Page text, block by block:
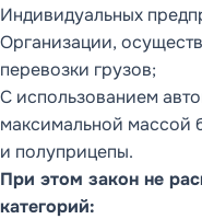
Индивидуальных
Организации,
перевозки грузов;
С использованием
максимальной массой
и полуприцепы.
При этом закон не
категорий: